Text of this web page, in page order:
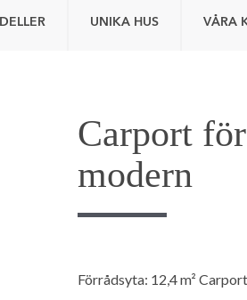
UNIKA HUS VÅRA
Carport
modern
Förrådsyta: 12,4 m²